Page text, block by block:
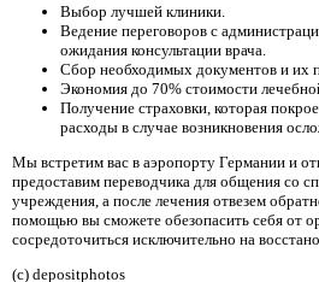
Выбор лучшей клиники.
Ведение переговоров с
ожидания консультации врача.
Сбор необходимых документов и их
Экономия до 70% стоимости
Получение страховки, которая
расходы в случае возникновения
Мы встретим вас в аэропорту Германии и
предоставим переводчика для общения со
учреждения, а после лечения отвезем
помощью вы сможете обезопасить себя от
сосредоточиться исключительно на
(c) depositphotos